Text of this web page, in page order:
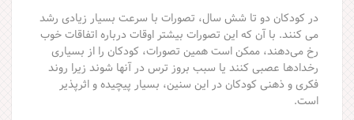
در كودكان دو تا شش سال، تصورات با سرعت بسیار زیادی رشد
می كنند. با آن‌ كه این تصورات بیشتر اوقات درباره اتفاقات خوب
رخ می‌دهند، ممكن است همین تصورات، كودكان را از بسیاری
رخدادها عصبی كنند یا سبب بروز ترس در آنها شوند زیرا روند
فكری و ذهنی كودكان در این سنین، بسیار پیچیده و اثرپذیر
است.